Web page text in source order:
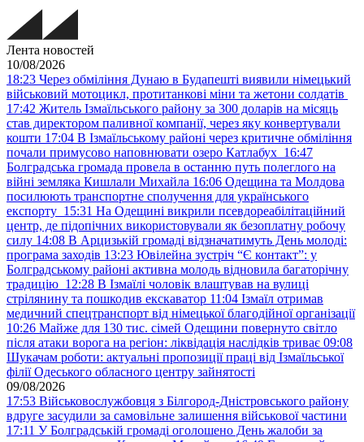
Лента новостей
10/08/2026
18:23 Через обміління Дунаю в Будапешті виявили німецький
військовий мотоцикл, протитанкові міни та жетони солдатів
17:42 Житель Ізмаїльського району за 300 доларів на місяць
став директором паливної компанії, через яку конвертували
кошти 17:04 В Ізмаїльському районі через критичне обміління
почали примусово наповнювати озеро Катлабух 16:47
Болградська громада провела в останню путь полеглого на
війні земляка Кишлали Михайла 16:06 Одещина та Молдова
посилюють транспортне сполучення для українського
експорту 15:31 На Одещині викрили псевдореабілітаційний
центр, де підопічних використовували як безоплатну робочу
силу 14:08 В Арцизькій громаді відзначатимуть День молоді:
програма заходів 13:23 Ювілейна зустріч “Є контакт”: у
Болградському районі активна молодь відновила багаторічну
традицію 12:28 В Ізмаїлі чоловік влаштував на вулиці
стрілянину та пошкодив екскаватор 11:04 Ізмаїл отримав
медичний спецтранспорт від німецької благодійної організації
10:26 Майже для 130 тис. сімей Одещини повернуто світло
після атаки ворога на регіон: ліквідація наслідків триває 09:08
Шукачам роботи: актуальні пропозиції праці від Ізмаїльської
філії Одеського обласного центру зайнятості
09/08/2026
17:53 Військовослужбовця з Білгород-Дністровського району
вдруге засудили за самовільне залишення військової частини
17:11 У Болградській громаді оголошено День жалоби за